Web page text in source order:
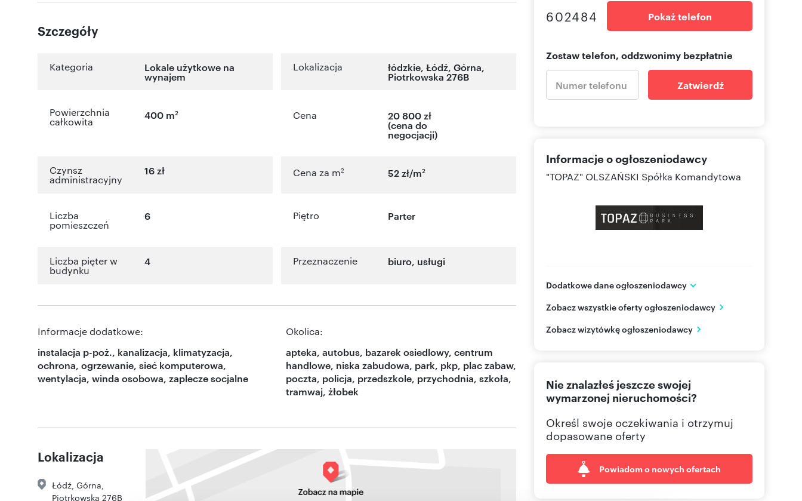
Szczegóły
Kategoria Lokale użytkowe na
wynajem
Lokalizacja łódzkie,Łódź,Górna,
Piotrkowska 276B
Powierzchnia
całkowita
400 m2 Cena 20 800 zł
(cena do
negocjacji)
Czynsz
administracyjny
16 zł Cena za m2 52 zł/m2
Liczba
pomieszczeń
6 Piętro Parter
Liczba pięter w
budynku
4 Przeznaczenie biuro, usługi
Informacje dodatkowe:
instalacja p-poż., kanalizacja, klimatyzacja,
ochrona, ogrzewanie, sieć komputerowa,
wentylacja, winda osobowa, zaplecze socjalne
Okolica:
apteka, autobus, bazarek osiedlowy, centrum
handlowe, niska zabudowa, park, pkp, plac zabaw,
poczta, policja, przedszkole, przychodnia, szkoła,
tramwaj, żłobek
Lokalizacja
Łódź, Górna,
Piotrkowska 276B
602484 Pokaż telefon
Zostaw telefon, oddzwonimy bezpłatnie
Zatwierdź
Informacje o ogłoszeniodawcy
"TOPAZ" OLSZAŃSKI Spółka Komandytowa
Dodatkowe dane ogłoszeniodawcy
Łódź
PL
Zobacz wszystkie oferty ogłoszeniodawcy
Zobacz wizytówkę ogłoszeniodawcy
Nie znalazłeś jeszcze swojej
wymarzonej nieruchomości?
Określ swoje oczekiwania i otrzymuj
dopasowane oferty
Powiadom o nowych ofertach